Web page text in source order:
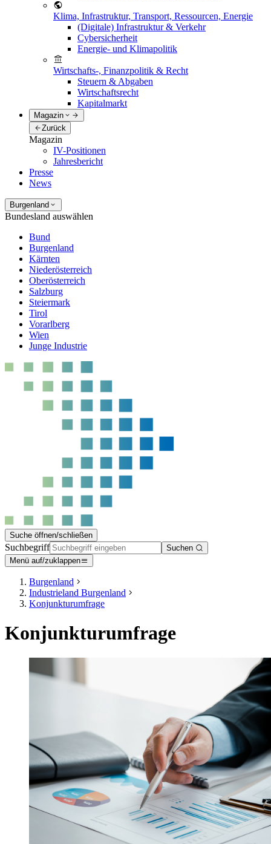
Klima, Infrastruktur, Transport, Ressourcen, Energie
(Digitale) Infrastruktur & Verkehr
Cybersicherheit
Energie- und Klimapolitik
Wirtschafts-, Finanzpolitik & Recht
Steuern & Abgaben
Wirtschaftsrecht
Kapitalmarkt
Magazin
Zurück
Magazin
IV-Positionen
Jahresbericht
Presse
News
Burgenland
Bundesland auswählen
Bund
Burgenland
Kärnten
Niederösterreich
Oberösterreich
Salzburg
Steiermark
Tirol
Vorarlberg
Wien
Junge Industrie
Suche öffnen/schließen
Suchbegriff
Suchen
Menü auf/zuklappen
Burgenland
Industrieland Burgenland
Konjunkturumfrage
Konjunkturumfrage